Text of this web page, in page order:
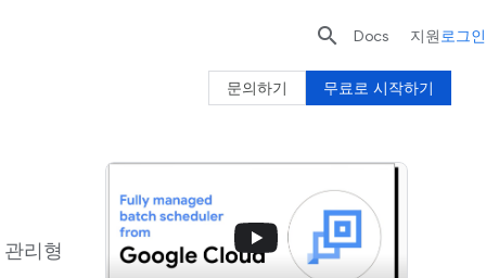
리형
 Docs 지원 로그인
무료로 시작하기
문의하기